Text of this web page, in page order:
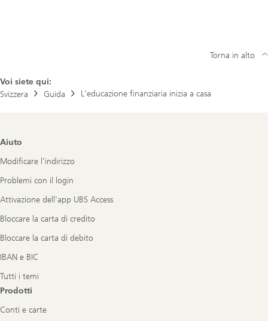
Voi siete qui:
Svizzera
Guida L’educazione finanziaria inizia a casa
Torna in alto
Footer
Aiuto
Modificare l’indirizzo
Problemi con il login
Attivazione dell'app UBS Access
Bloccare la carta di credito
Bloccare la carta di debito
IBAN e BIC
Tutti i temi
Prodotti
Conti e carte